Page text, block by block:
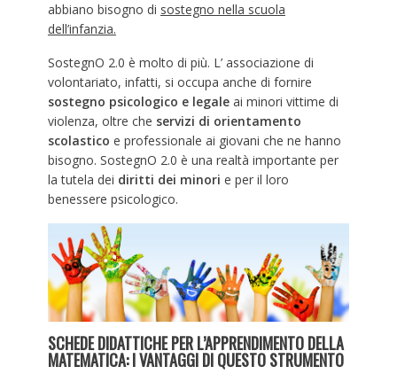
abbiano bisogno di sostegno nella scuola
dell’infanzia.
SostegnO 2.0 è molto di più. L’ associazione di
volontariato, infatti, si occupa anche di fornire
sostegno psicologico e legaleai minori vittime di
violenza, oltre che servizi di orientamento
scolastico e professionale ai giovani che ne hanno
bisogno. SostegnO 2.0 è una realtà importante per
la tutela dei diritti dei minori e per il loro
benessere psicologico.
SCHEDE DIDATTICHE PER L’APPRENDIMENTO DELLA
MATEMATICA: I VANTAGGI DI QUESTO STRUMENTO